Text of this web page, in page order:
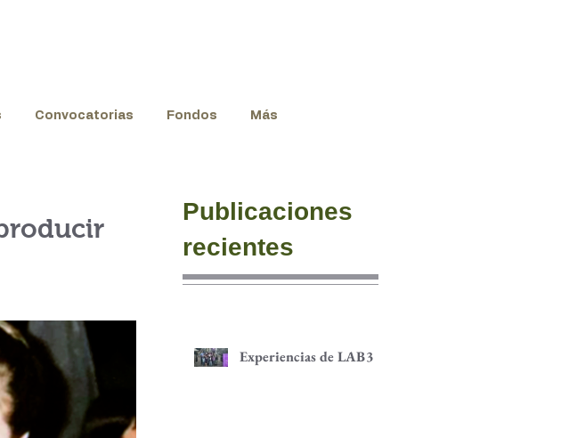
Convocatorias Fondos Más
Publicaciones
recientes
Experiencias de LAB3